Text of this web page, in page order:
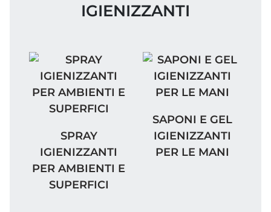
IGIENIZZANTI
SPRAY IGIENIZZANTI PER AMBIENTI E
SPRAY
IGIENIZZANTI
PER AMBIENTI E
SUPERFICI
SAPONI E GEL
SAPONI E GEL
IGIENIZZANTI
PER LE MANI